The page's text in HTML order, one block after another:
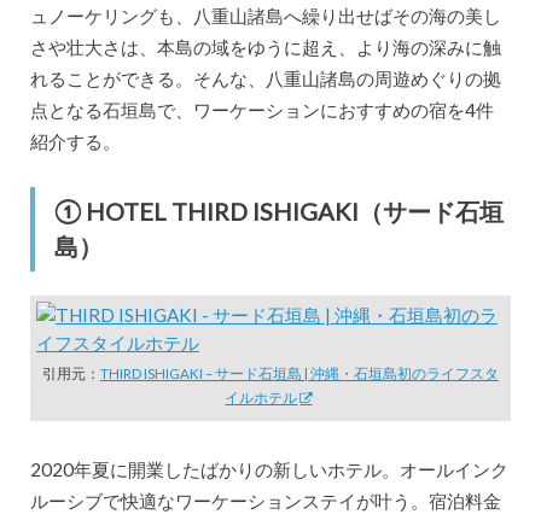
ュノーケリングも、八重山諸島へ繰り出せばその海の美し
さや壮大さは、本島の域をゆうに超え、より海の深みに触
れることができる。そんな、八重山諸島の周遊めぐりの拠
点となる石垣島で、ワーケーションにおすすめの宿を4件
紹介する。
① HOTEL THIRD ISHIGAKI（サード石垣
島）
引用元： THIRD ISHIGAKI – サード石垣島 | 沖縄・石垣島初のライフスタ
イルホテル
2020年夏に開業したばかりの新しいホテル。オールインク
ルーシブで快適なワーケーションステイが叶う。宿泊料金